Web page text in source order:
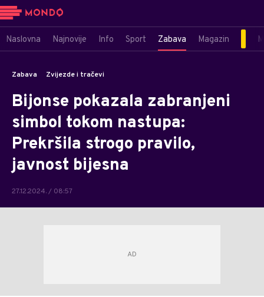
Naslovna Najnovije Info Sport Zabava Magazin
Zabava Zvijezde i tračevi
Bijonse pokazala zabranjeni
simbol tokom nastupa:
Prekršila strogo pravilo,
javnost bijesna
27.12.2024. / 08:57